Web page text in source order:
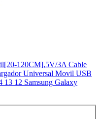
120CM],5V/3A Cable
Universal Movil USB
13 12 Samsung Galaxy